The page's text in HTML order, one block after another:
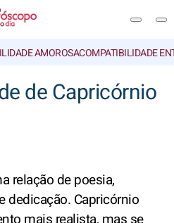
AMOROSACOMPATIBILIDADE
de Capricórnio
relação de poesia,
dedicação. Capricórnio